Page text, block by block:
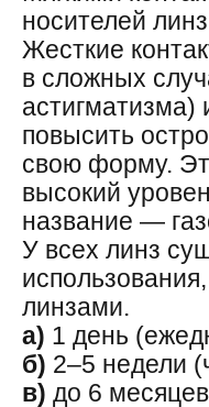
носителей
Жесткие
в сложных
астигматизма)
повысить
свою форму.
высокий
название —
У всех линз
линзами.
а) 1 день
б) 2–5 недели
в) до 6